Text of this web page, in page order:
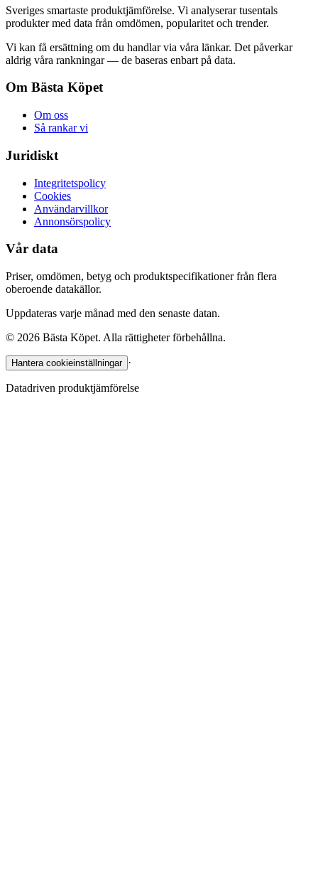
Sveriges smartaste produktjämförelse. Vi analyserar tusentals
produkter med data från omdömen, popularitet och trender.
Vi kan få ersättning om du handlar via våra länkar. Det påverkar
aldrig våra rankningar — de baseras enbart på data.
Om Bästa Köpet
Om oss
Så rankar vi
Juridiskt
Integritetspolicy
Cookies
Användarvillkor
Annonsörspolicy
Vår data
Priser, omdömen, betyg och produktspecifikationer från flera
oberoende datakällor.
Uppdateras varje månad med den senaste datan.
© 2026 Bästa Köpet. Alla rättigheter förbehållna.
Hantera cookieinställningar ·
Datadriven produktjämförelse